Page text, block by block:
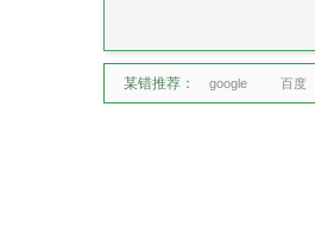
某错推荐： google 百度